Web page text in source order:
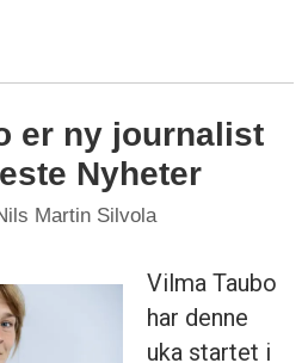
er ny journalist
Nyheter
Martin Silvola
Vilma Taubo
har denne
uka startet i